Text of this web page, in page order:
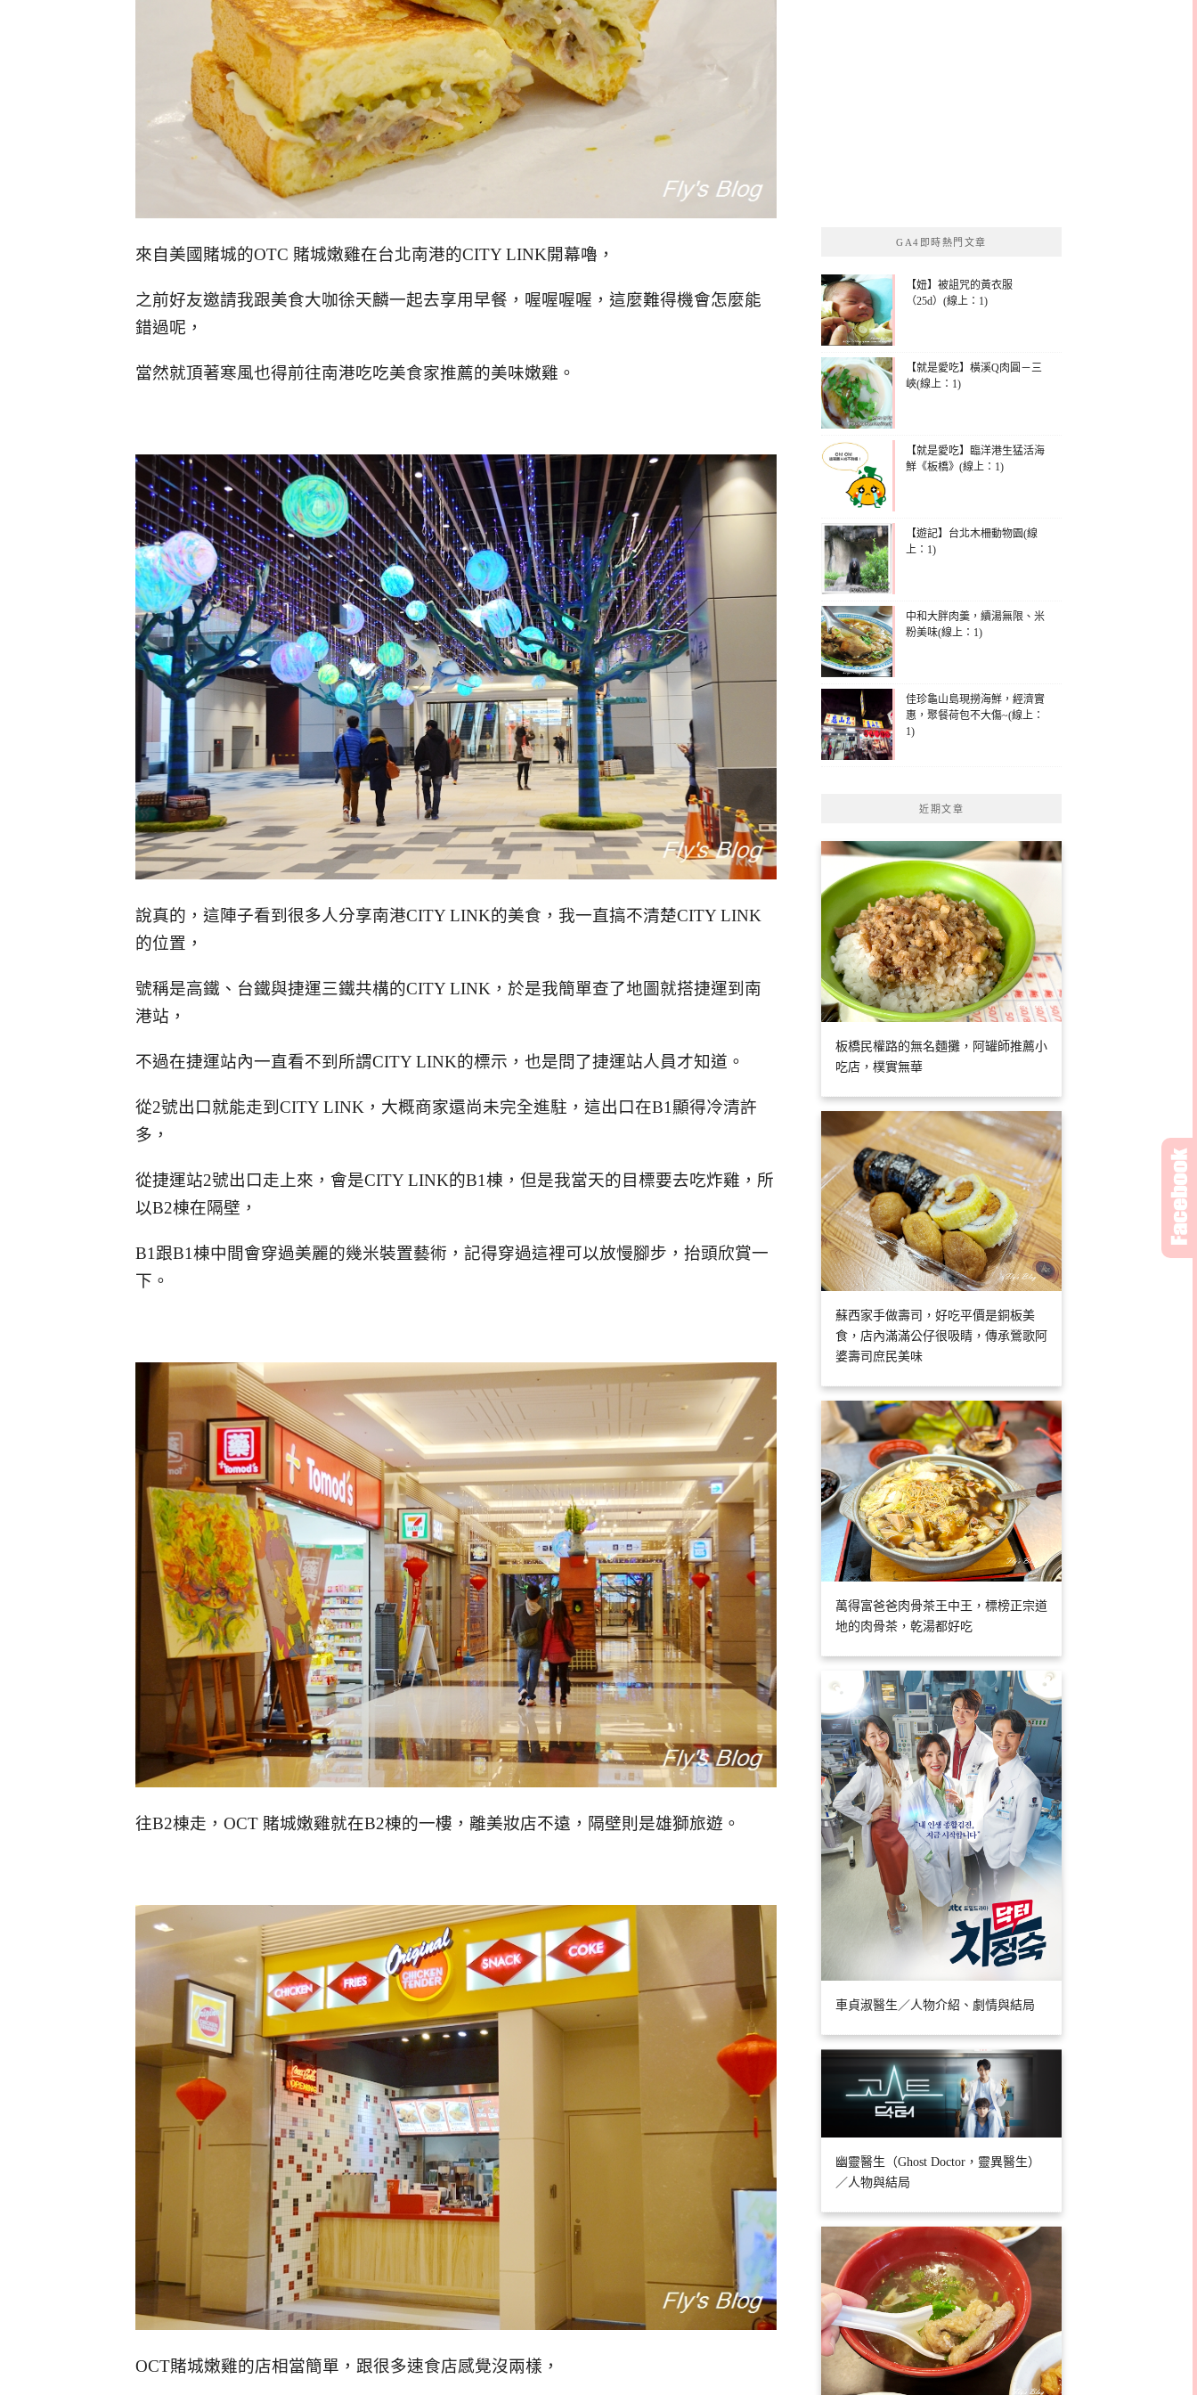
來自美國賭城的OTC 賭城嫩雞在台北南港的CITY LINK開幕嚕，
之前好友邀請我跟美食大咖徐天麟一起去享用早餐，喔喔喔喔，這麼難得機會怎麼能
錯過呢，
當然就頂著寒風也得前往南港吃吃美食家推薦的美味嫩雞。
說真的，這陣子看到很多人分享南港CITY LINK的美食，我一直搞不清楚CITY LINK
的位置，
號稱是高鐵、台鐵與捷運三鐵共構的CITY LINK，於是我簡單查了地圖就搭捷運到南
港站，
不過在捷運站內一直看不到所謂CITY LINK的標示，也是問了捷運站人員才知道。
從2號出口就能走到CITY LINK，大概商家還尚未完全進駐，這出口在B1顯得冷清許
多，
從捷運站2號出口走上來，會是CITY LINK的B1棟，但是我當天的目標要去吃炸雞，所
以B2棟在隔壁，
B1跟B1棟中間會穿過美麗的幾米裝置藝術，記得穿過這裡可以放慢腳步，抬頭欣賞一
下。
往B2棟走，OCT 賭城嫩雞就在B2棟的一樓，離美妝店不遠，隔壁則是雄獅旅遊。
OCT賭城嫩雞的店相當簡單，跟很多速食店感覺沒兩樣，
GA4即時熱門文章
【妞】被詛咒的黃衣服
（25d）(線上：1)
【就是愛吃】橫溪Q肉圓－三
峽(線上：1)
【就是愛吃】臨洋港生猛活海
鮮《板橋》(線上：1)
【遊記】台北木柵動物園(線
上：1)
中和大胖肉羹，續湯無限、米
粉美味(線上：1)
佳珍龜山島現撈海鮮，經濟實
惠，聚餐荷包不大傷~(線上：
1)
近期文章
板橋民權路的無名麵攤，阿罐師推薦小
吃店，樸實無華
蘇西家手做壽司，好吃平價是銅板美
食，店內滿滿公仔很吸睛，傳承鶯歌阿
婆壽司庶民美味
萬得富爸爸肉骨茶王中王，標榜正宗道
地的肉骨茶，乾湯都好吃
車貞淑醫生／人物介紹、劇情與結局
幽靈醫生（Ghost Doctor，靈異醫生）
／人物與結局